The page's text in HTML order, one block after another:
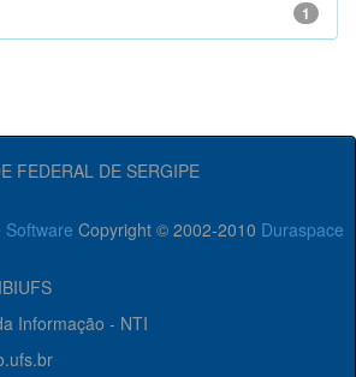
1
FEDERAL DE SERGIPE
Software Copyright © 2002-2010 Duraspace
Informação - NTI